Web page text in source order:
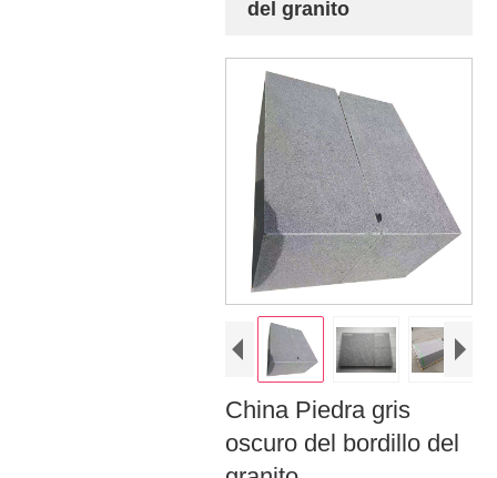
del granito
China Piedra gris
oscuro del bordillo del